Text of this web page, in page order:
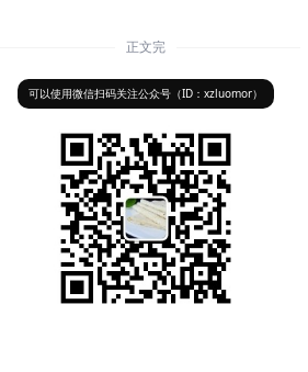
正文完
可以使用微信扫码关注公众号（ID：xzluomor）